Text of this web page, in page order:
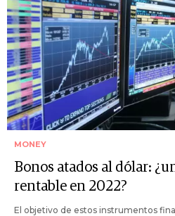
MONEY
Bonos atados al dólar:
rentable en 2022?
El objetivo de estos instrumentos